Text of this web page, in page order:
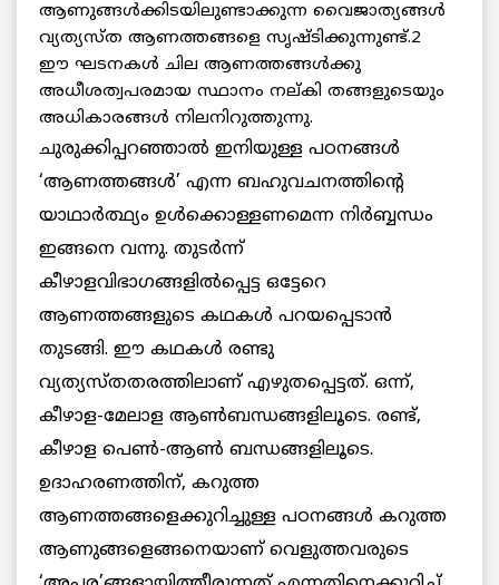
ആണുങ്ങള്‍ക്കിടയിലുണ്ടാക്കുന്ന വൈജാത്യങ്ങള്‍
വ്യത്യസ്ത ആണത്തങ്ങളെ സൃഷ്ടിക്കുന്നുണ്ട്.2
ഈ ഘടനകള്‍ ചില ആണത്തങ്ങള്‍ക്കു
അധീശത്വപരമായ സ്ഥാനം നല്കി തങ്ങളുടെയും
അധികാരങ്ങള്‍ നിലനിറുത്തുന്നു.
ചുരുക്കിപ്പറഞ്ഞാല്‍ ഇനിയുള്ള പഠനങ്ങള്‍
‘ആണത്തങ്ങള്‍’ എന്ന ബഹുവചനത്തിന്റെ
യാഥാര്‍ത്ഥ്യം ഉള്‍ക്കൊള്ളണമെന്ന നിര്‍ബ്ബന്ധം
ഇങ്ങനെ വന്നു. തുടര്‍ന്ന്
കീഴാളവിഭാഗങ്ങളില്‍പ്പെട്ട ഒട്ടേറെ
ആണത്തങ്ങളുടെ കഥകള്‍ പറയപ്പെടാന്‍
തുടങ്ങി. ഈ കഥകള്‍ രണ്ടു
വ്യത്യസ്തതരത്തിലാണ് എഴുതപ്പെട്ടത്. ഒന്ന്,
കീഴാള-മേലാള ആണ്‍ബന്ധങ്ങളിലൂടെ. രണ്ട്,
കീഴാള പെണ്‍-ആണ്‍ ബന്ധങ്ങളിലൂടെ.
ഉദാഹരണത്തിന്, കറുത്ത
ആണത്തങ്ങളെക്കുറിച്ചുള്ള പഠനങ്ങള്‍ കറുത്ത
ആണുങ്ങളെങ്ങനെയാണ് വെളുത്തവരുടെ